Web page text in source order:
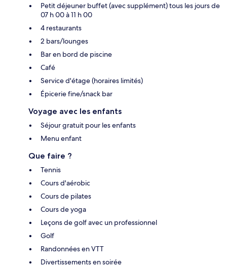
Petit déjeuner buffet (avec supplément) tous les jours de
07 h 00 à 11 h 00
4 restaurants
2 bars/lounges
Bar en bord de piscine
Café
Service d'étage (horaires limités)
Épicerie fine/snack bar
Voyage avec les enfants
Séjour gratuit pour les enfants
Menu enfant
Que faire ?
Tennis
Cours d'aérobic
Cours de pilates
Cours de yoga
Leçons de golf avec un professionnel
Golf
Randonnées en VTT
Divertissements en soirée